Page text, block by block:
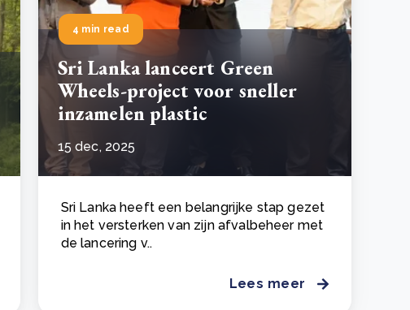
4 min read
Sri Lanka lanceert Green
Wheels-project voor sneller
inzamelen plastic
15 dec, 2025
Sri Lanka heeft een belangrijke stap gezet
in het versterken van zijn afvalbeheer met
de lancering v..
Lees meer